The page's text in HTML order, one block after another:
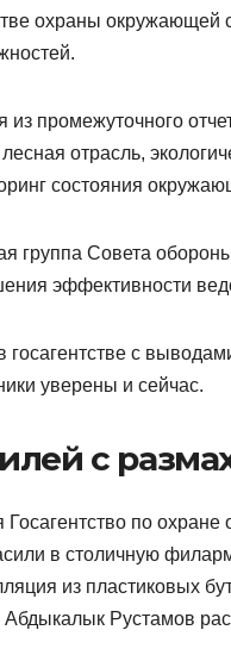
охраны окружающей
из промежуточного
отрасль,
состояния
группа Совета
эффективности
госагентстве с
уверены и сейчас.
с
Госагентство по
в столичную
из пластиковых
Абдыкалык Рустамов